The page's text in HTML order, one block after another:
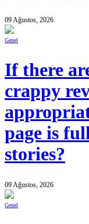
09 Ağustos, 2026
Genel
If there
crappy
page is
stories?
09 Ağustos, 2026
Genel